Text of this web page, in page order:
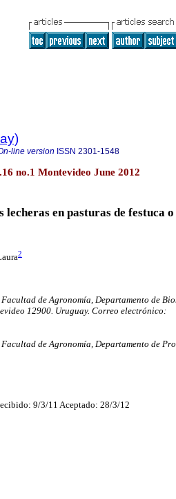
line version ISSN 2301-1548
no.1 Montevideo June 2012
lecheras en pasturas de festuca
2
de Agronomía, Departamento de
12900. Uruguay. Correo electrónico:
de Agronomía, Departamento de
9/3/11 Aceptado: 28/3/12